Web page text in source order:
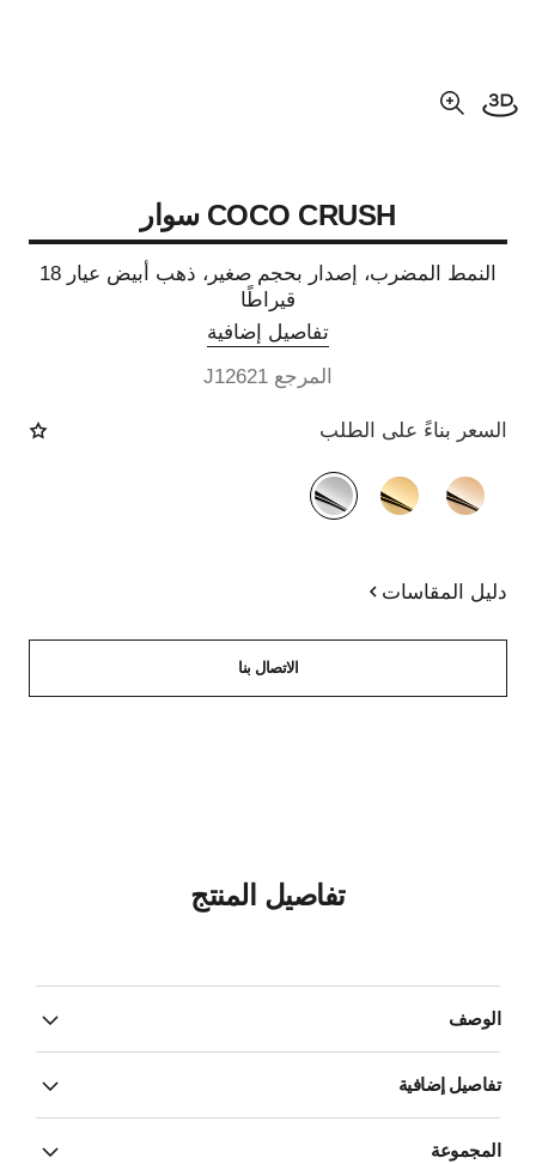
فتح العرض ثلاثي الأبعاد
عرض مكبّر عن الصورة
COCO CRUSH سوار
النمط المضرب، إصدار بحجم صغير، ذهب أبيض عيار 18
قيراطًا
تفاصيل إضافية
المرجع J12621
السعر بناءً على الطلب
الصيغة البديلة(3)
دليل المقاسات
الاتصال بنا
تفاصيل المنتج
الوصف
تفاصيل إضافية
المجموعة